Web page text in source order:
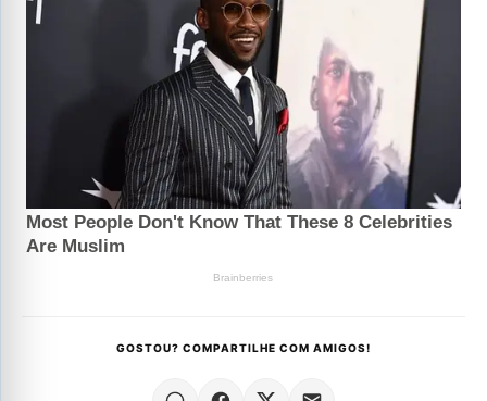
GOSTOU? COMPARTILHE COM AMIGOS!